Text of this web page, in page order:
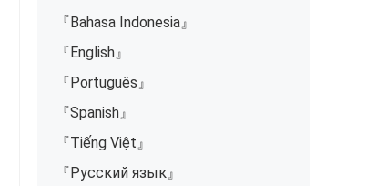
『Bahasa Indonesia』
『English』
『Português』
『Spanish』
『Tiếng Việt』
『Русский язык』